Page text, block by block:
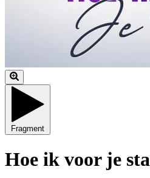
Fragment
Hoe ik voor je sta